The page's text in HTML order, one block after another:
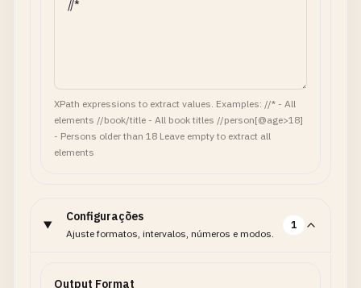
XPath expressions to extract values. Examples: //* - All
elements //book/title - All book titles //person[@age>18]
- Persons older than 18 Leave empty to extract all
elements
Configurações
Ajuste formatos, intervalos, números e modos.
1
Output Format